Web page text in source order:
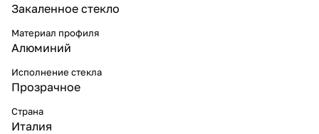
Закаленное стекло
Материал профиля
Алюминий
Исполнение стекла
Прозрачное
Страна
Италия